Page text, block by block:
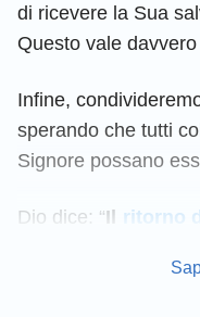
di ricevere la Sua
Questo vale
Infine,
sperando che tutti
Signore possano
Dio dice: “Il ritorno
accettare la verità,